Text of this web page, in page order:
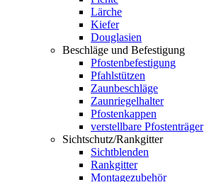
Lärche
Kiefer
Douglasien
Beschläge und Befestigung
Pfostenbefestigung
Pfahlstützen
Zaunbeschläge
Zaunriegelhalter
Pfostenkappen
verstellbare Pfostenträger
Sichtschutz/Rankgitter
Sichtblenden
Rankgitter
Montagezubehör